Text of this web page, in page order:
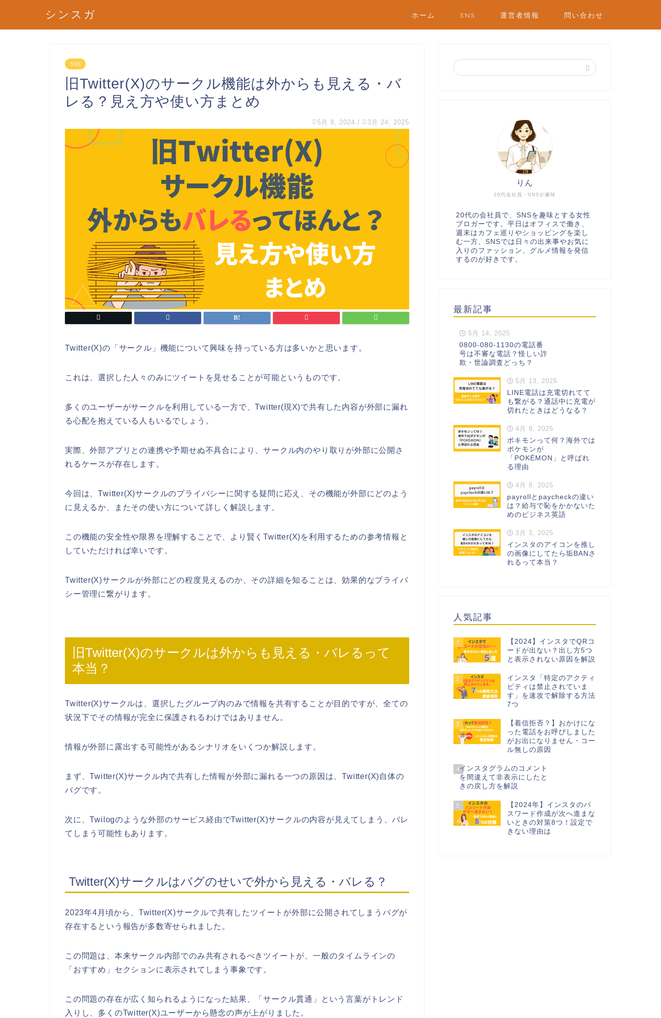
シンスガ ホーム SNS 運営者情報 問い合わせ
SNS
旧Twitter(X)のサークル機能は外からも見える・バ
レる？見え方や使い方まとめ
5月 8, 2024 / 3月 24, 2025
Twitter(X)の「サークル」機能について興味を持っている方は多いかと思います。
これは、選択した人々のみにツイートを見せることが可能というものです。
多くのユーザーがサークルを利用している一方で、Twitter(現X)で共有した内容が外部に漏れ
る心配を抱えている人もいるでしょう。
実際、外部アプリとの連携や予期せぬ不具合により、サークル内のやり取りが外部に公開さ
れるケースが存在します。
今回は、Twitter(X)サークルのプライバシーに関する疑問に応え、その機能が外部にどのよう
に見えるか、またその使い方について詳しく解説します。
この機能の安全性や限界を理解することで、より賢くTwitter(X)を利用するための参考情報と
していただければ幸いです。
Twitter(X)サークルが外部にどの程度見えるのか、その詳細を知ることは、効果的なプライバ
シー管理に繋がります。
旧Twitter(X)のサークルは外からも見える・バレるって
本当？
Twitter(X)サークルは、選択したグループ内のみで情報を共有することが目的ですが、全ての
状況下でその情報が完全に保護されるわけではありません。
情報が外部に露出する可能性があるシナリオをいくつか解説します。
まず、Twitter(X)サークル内で共有した情報が外部に漏れる一つの原因は、Twitter(X)自体の
バグです。
次に、Twilogのような外部のサービス経由でTwitter(X)サークルの内容が見えてしまう、バレ
てしまう可能性もあります。
Twitter(X)サークルはバグのせいで外から見える・バレる？
2023年4月頃から、Twitter(X)サークルで共有したツイートが外部に公開されてしまうバグが
存在するという報告が多数寄せられました。
この問題は、本来サークル内部でのみ共有されるべきツイートが、一般のタイムラインの
「おすすめ」セクションに表示されてしまう事象です。
この問題の存在が広く知られるようになった結果、「サークル貫通」という言葉がトレンド
入りし、多くのTwitter(X)ユーザーから懸念の声が上がりました。
20代会社員・SNSが趣味
りん
20代の会社員で、SNSを趣味とする女性
ブロガーです。平日はオフィスで働き、
週末はカフェ巡りやショッピングを楽し
む一方、SNSでは日々の出来事やお気に
入りのファッション、グルメ情報を発信
するのが好きです。
最新記事
5月 14, 2025
0800-080-1130の電話番
号は不審な電話？怪しい詐
欺・世論調査どっち？
5月 13, 2025
LINE電話は充電切れてて
も繋がる？通話中に充電が
切れたときはどうなる？
4月 9, 2025
ポキモンって何？海外では
ポケモンが
「POKÉMON」と呼ばれ
る理由
4月 8, 2025
payrollとpaycheckの違い
は？給与で恥をかかないた
めのビジネス英語
3月 3, 2025
インスタのアイコンを推し
の画像にしてたら垢BANさ
れるって本当？
人気記事
1
【2024】インスタでQRコ
ードが出ない？出し方5つ
と表示されない原因を解説
2
インスタ「特定のアクティ
ビティは禁止されていま
す」を速攻で解除する方法
7つ
3
【着信拒否？】おかけにな
った電話をお呼びしました
がお出になりません・コー
ル無しの原因
4インスタグラムのコメント
を間違えて非表示にしたと
きの戻し方を解説
5
【2024年】インスタのパ
スワード作成が次へ進まな
いときの対策8つ！設定で
きない理由は